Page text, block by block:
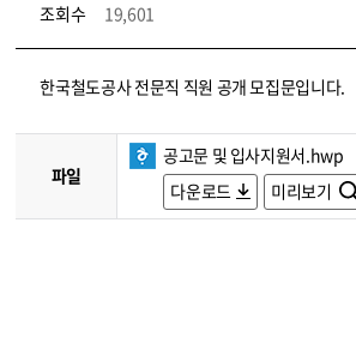
조회수
19,601
코레일소개_경영공시_채용공고 상세보기 – 내용, 파일, 담당자 연락처로 구성
한국철도공사 전문직 직원 공개 모집문입니다.
파일
공고문 및 입사지원서.hwp
다운로드
미리보기